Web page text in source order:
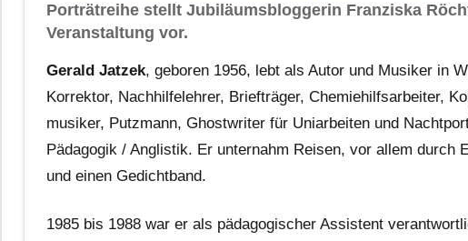
Porträtreihe stellt Jubiläumsbloggerin Franziska
Veranstaltung vor.
Gerald Jatzek, geboren 1956, lebt als Autor und Musiker in
Korrektor, Nach­hilfe­lehrer, Brief­träger, Chemie­hilfs­arbeiter,
musiker, Putz­mann, Ghost­writer für Uni­arbeiten und
Päda­gogik / Anglis­tik. Er unter­nahm Reisen, vor allem durch
und einen Gedicht­band.
1985 bis 1988 war er als päda­gogischer Assis­tent